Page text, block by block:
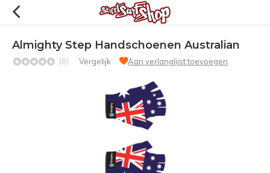
Almighty Step Handschoenen Australian
(0) Vergelijk Aan verlanglijst toevoegen